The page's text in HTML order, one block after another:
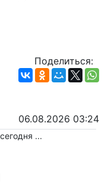
Поделиться:
06.08.2026 03:24
...